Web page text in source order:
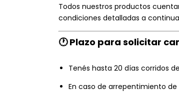
Todos nuestros productos
condiciones detalladas a
🕐 Plazo para solicitar
Tenés hasta 20 días corridos
En caso de arrepentimiento